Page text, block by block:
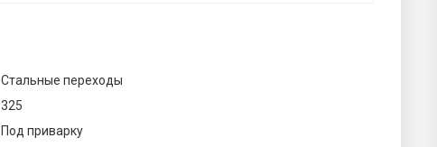
Стальные переходы
325
Под приварку